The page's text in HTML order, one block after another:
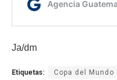
Ja/dm
Etiquetas: Copa del Mundo